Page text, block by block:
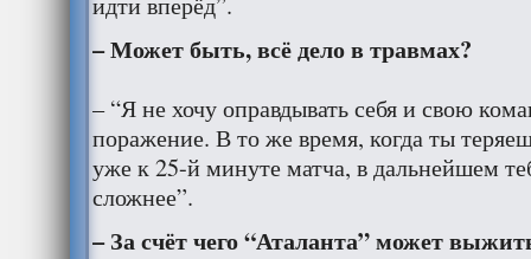
– Может быть, всё дело в травмах?
– “Я не хочу оправдывать себя и свою
поражение. В то же время, когда ты
уже к 25-й минуте матча, в дальнейшем
сложнее”.
– За счёт чего “Аталанта” может